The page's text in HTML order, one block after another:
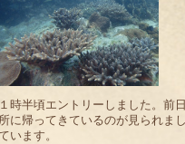
時半頃エントリーしました。前日
に帰ってきているのが見られまし
います。